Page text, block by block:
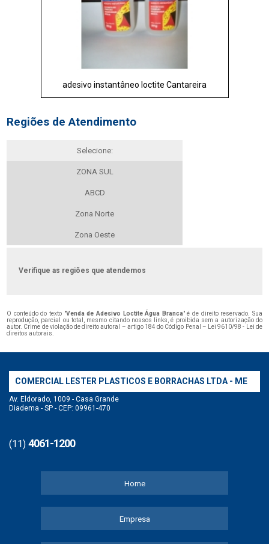
adesivo instantâneo loctite Cantareira
Regiões de Atendimento
Selecione:
ZONA SUL
ABCD
Zona Norte
Zona Oeste
Verifique as regiões que atendemos
O conteúdo do texto "Venda de Adesivo Loctite Água Branca" é de direito reservado. Sua
reprodução, parcial ou total, mesmo citando nossos links, é proibida sem a autorização do
autor. Crime de violação de direito autoral – artigo 184 do Código Penal – Lei 9610/98 - Lei de
direitos autorais.
COMERCIAL LESTER PLASTICOS E BORRACHAS LTDA - ME
Av. Eldorado, 1009 - Casa Grande
Diadema - SP - CEP: 09961-470
(11) 4061-1200
Home
Empresa